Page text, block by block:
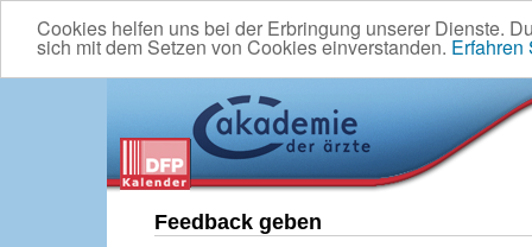
Cookies helfen uns bei der Erbringung unserer Dienste.
sich mit dem Setzen von Cookies einverstanden. Erfahren
Feedback geben